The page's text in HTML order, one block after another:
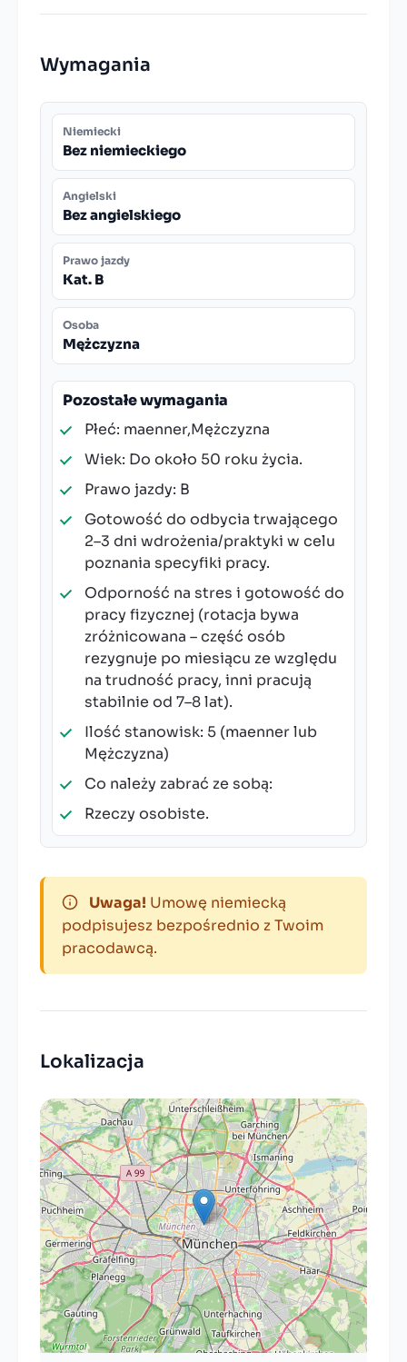
Wymagania
Niemiecki
Bez niemieckiego
Angielski
Bez angielskiego
Prawo jazdy
Kat. B
Osoba
Mężczyzna
Pozostałe wymagania
Płeć: maenner,Mężczyzna
Wiek: Do około 50 roku życia.
Prawo jazdy: B
Gotowość do odbycia trwającego
2–3 dni wdrożenia/praktyki w celu
poznania specyfiki pracy.
Odporność na stres i gotowość do
pracy fizycznej (rotacja bywa
zróżnicowana – część osób
rezygnuje po miesiącu ze względu
na trudność pracy, inni pracują
stabilnie od 7–8 lat).
Ilość stanowisk: 5 (maenner lub
Mężczyzna)
Co należy zabrać ze sobą:
Rzeczy osobiste.
Uwaga! Umowę niemiecką
podpisujesz bezpośrednio z Twoim
pracodawcą.
Lokalizacja